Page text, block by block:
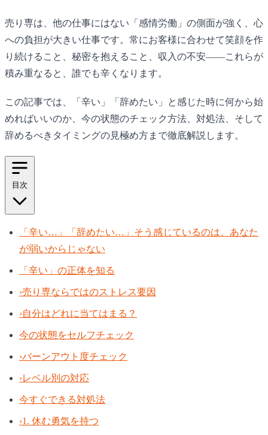
売り専は、他の仕事にはない「感情労働」の側面が強く、心
への負担が大きい仕事です。常にお客様に合わせて笑顔を作
り続けること、秘密を抱えること、収入の不安——これらが
積み重なると、誰でも辛くなります。
この記事では、「辛い」「辞めたい」と感じた時に何から始
めればいいのか、今の状態のチェック方法、対処法、そして
辞めるべきタイミングの見極め方まで徹底解説します。
目次
「辛い…」「辞めたい…」そう感じているのは、あなた
が弱いからじゃない
「辛い」の正体を知る
›売り専ならではのストレス要因
›自分はどれに当てはまる？
今の状態をセルフチェック
›バーンアウト度チェック
›レベル別の対応
今すぐできる対処法
›1. 休む勇気を持つ